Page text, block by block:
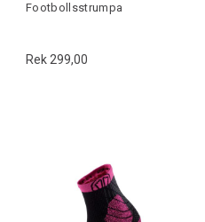
Footbollsstrumpa
Rek 299,00